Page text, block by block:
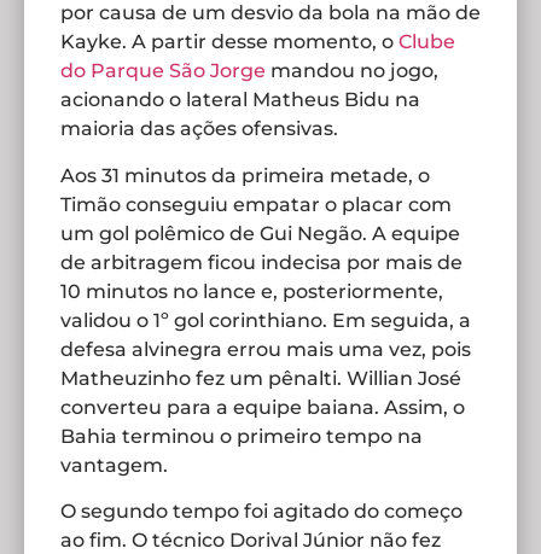
por causa de um desvio da bola na mão de
Kayke. A partir desse momento, o Clube
do Parque São Jorge mandou no jogo,
acionando o lateral Matheus Bidu na
maioria das ações ofensivas.
Aos 31 minutos da primeira metade, o
Timão conseguiu empatar o placar com
um gol polêmico de Gui Negão. A equipe
de arbitragem ficou indecisa por mais de
10 minutos no lance e, posteriormente,
validou o 1º gol corinthiano. Em seguida, a
defesa alvinegra errou mais uma vez, pois
Matheuzinho fez um pênalti. Willian José
converteu para a equipe baiana. Assim, o
Bahia terminou o primeiro tempo na
vantagem.
O segundo tempo foi agitado do começo
ao fim. O técnico Dorival Júnior não fez